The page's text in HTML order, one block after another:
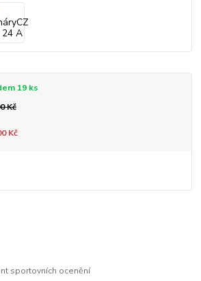
19 ks
Kč
Kč
sportovních ocenění